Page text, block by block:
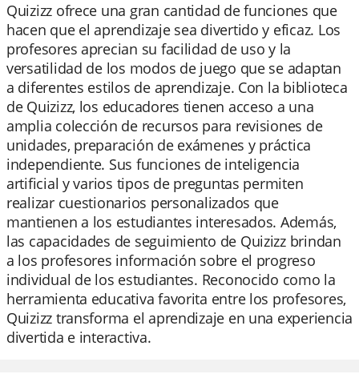
Quizizz ofrece una gran cantidad de funciones que
hacen que el aprendizaje sea divertido y eficaz. Los
profesores aprecian su facilidad de uso y la
versatilidad de los modos de juego que se adaptan
a diferentes estilos de aprendizaje. Con la biblioteca
de Quizizz, los educadores tienen acceso a una
amplia colección de recursos para revisiones de
unidades, preparación de exámenes y práctica
independiente. Sus funciones de inteligencia
artificial y varios tipos de preguntas permiten
realizar cuestionarios personalizados que
mantienen a los estudiantes interesados. Además,
las capacidades de seguimiento de Quizizz brindan
a los profesores información sobre el progreso
individual de los estudiantes. Reconocido como la
herramienta educativa favorita entre los profesores,
Quizizz transforma el aprendizaje en una experiencia
divertida e interactiva.